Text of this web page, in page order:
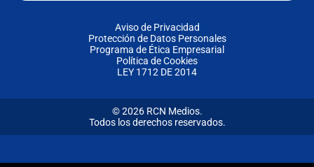
Aviso de Privacidad
Protección de Datos Personales
Programa de Ética Empresarial
Política de Cookies
LEY 1712 DE 2014
© 2026 RCN Medios.
Todos los derechos reservados.